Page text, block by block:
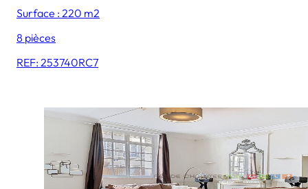
Surface : 220 m2
8 pièces
REF: 253740RC7